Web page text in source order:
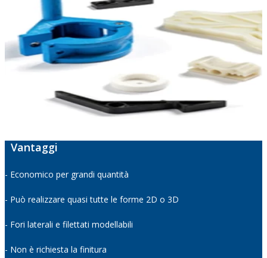
Vantaggi
- Economico per grandi quantità
- Può realizzare quasi tutte le forme 2D o 3D
- Fori laterali e filettati modellabili
- Non è richiesta la finitura